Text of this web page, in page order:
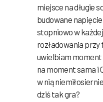
miejsce na długie
budowane
stopniowo w
rozładowania
uwielbiam
na moment sama i
w nią
dziś tak gra?